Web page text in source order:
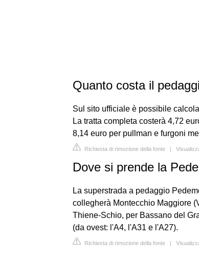
Quanto costa il
Sul sito ufficiale è possibile
La tratta completa costerà 4,72
8,14 euro per pullman e furgoni
Richiesta di rimozione della fonte |
Dove si prende la
La superstrada a pedaggio
collegherà Montecchio Maggiore
Thiene-Schio, per Bassano del
(da ovest: l'A4, l'A31 e l'A27).
Richiesta di rimozione della fonte |